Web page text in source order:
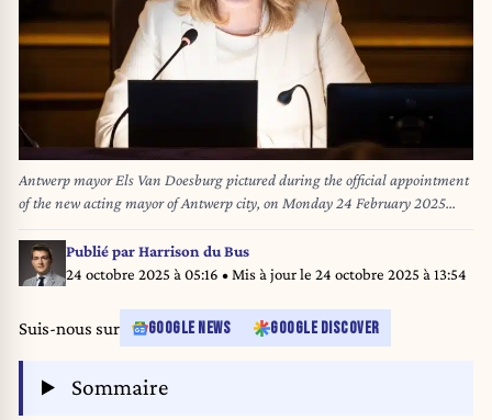
Antwerp mayor Els Van Doesburg pictured during the official appointment
of the new acting mayor of Antwerp city, on Monday 24 February 2025
during the city council. Antwerp alderwoman van Doesburg (N-VA) is
taking over duties from De Wever, who became Prime Minister of Belgium.
BELGA PHOTO JAMES ARTHUR GEKIERE
Publié parHarrison du Bus
24 octobre 2025 à 05:16 • Mis à jour le 24 octobre 2025 à 13:54
Suis-nous sur GOOGLE NEWS GOOGLE DISCOVER
Sommaire